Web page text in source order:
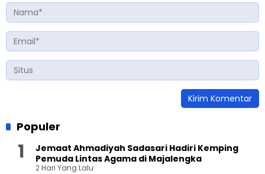
Populer
Jemaat Ahmadiyah Sadasari Hadiri Kemping
Pemuda Lintas Agama di Majalengka
2 Hari Yang Lalu